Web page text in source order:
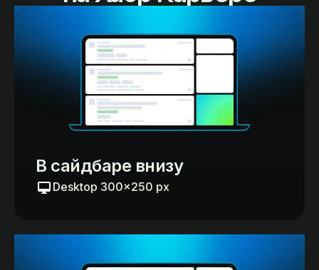
В сайдбаре внизу
Desktop 300×250 px